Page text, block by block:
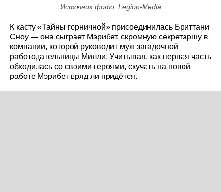
Источник фото: Legion-Media
К касту «Тайны горничной» присоединилась Бриттани
Сноу — она сыграет Мэрибет, скромную секретаршу в
компании, которой руководит муж загадочной
работодательницы Милли. Учитывая, как первая часть
обходилась со своими героями, скучать на новой
работе Мэрибет вряд ли придётся.